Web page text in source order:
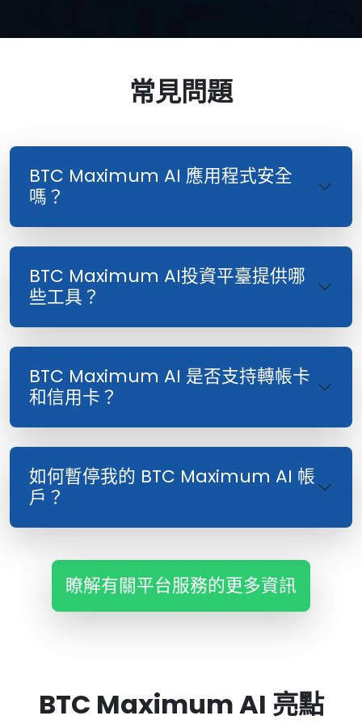
常見問題
BTC Maximum AI 應用程式安全
嗎？
BTC Maximum AI投資平臺提供哪
些工具？
BTC Maximum AI 是否支持轉帳卡
和信用卡？
如何暫停我的 BTC Maximum AI 帳
戶？
瞭解有關平台服務的更多資訊
BTC Maximum AI 亮點